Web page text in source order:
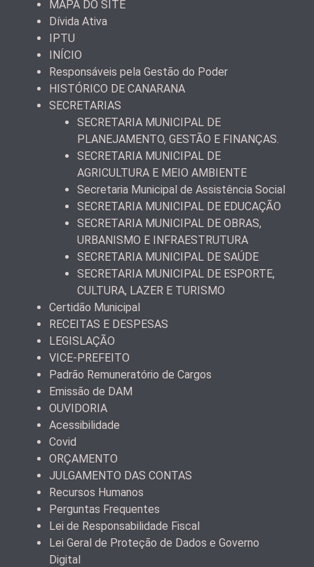
MAPA DO SITE
Dívida Ativa
IPTU
INÍCIO
Responsáveis pela Gestão do Poder
HISTÓRICO DE CANARANA
SECRETARIAS
SECRETARIA MUNICIPAL DE
PLANEJAMENTO, GESTÃO E FINANÇAS.
SECRETARIA MUNICIPAL DE
AGRICULTURA E MEIO AMBIENTE
Secretaria Municipal de Assistência Social
SECRETARIA MUNICIPAL DE EDUCAÇÃO
SECRETARIA MUNICIPAL DE OBRAS,
URBANISMO E INFRAESTRUTURA
SECRETARIA MUNICIPAL DE SAÚDE
SECRETARIA MUNICIPAL DE ESPORTE,
CULTURA, LAZER E TURISMO
Certidão Municipal
RECEITAS E DESPESAS
LEGISLAÇÃO
VICE-PREFEITO
Padrão Remuneratório de Cargos
Emissão de DAM
OUVIDORIA
Acessibilidade
Covid
ORÇAMENTO
JULGAMENTO DAS CONTAS
Recursos Humanos
Perguntas Frequentes
Lei de Responsabilidade Fiscal
Lei Geral de Proteção de Dados e Governo
Digital